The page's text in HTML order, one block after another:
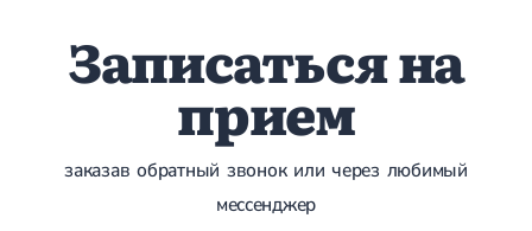
Бронхит у детей
Обструктивный бронхит
Хронический бронхит
Острый бронхит
Бронхит у взрослых
ОРВИ
ОРВИ у взрослых
Записаться на
прием
заказав обратный звонок или через любимый
мессенджер